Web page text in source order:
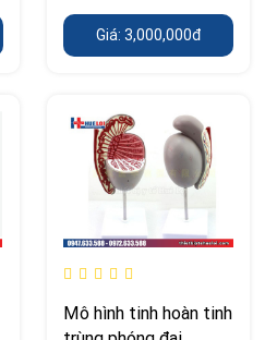
Giá: 3,000,000đ
Mô hình tinh hoàn tinh